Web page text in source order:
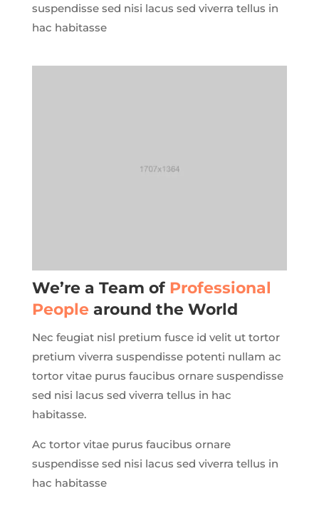
suspendisse sed nisi lacus sed viverra tellus in
hac habitasse
We’re a Team of Professional
People around the World
Nec feugiat nisl pretium fusce id velit ut tortor
pretium viverra suspendisse potenti nullam ac
tortor vitae purus faucibus ornare suspendisse
sed nisi lacus sed viverra tellus in hac
habitasse.
Ac tortor vitae purus faucibus ornare
suspendisse sed nisi lacus sed viverra tellus in
hac habitasse